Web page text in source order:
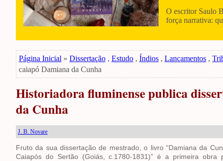
O escritor Saulo
força narrativa:
Página Inicial » Dissertação , Estudo , Índios , Lançamentos ,
caiapó Damiana da Cunha
Historiadora fluminense publica
da Cunha
J. B. Novare
Fruto da sua dissertação de mestrado, o livro “Damiana da
Caiapós do Sertão (Goiás, c.1780-1831)” é a primeira obra